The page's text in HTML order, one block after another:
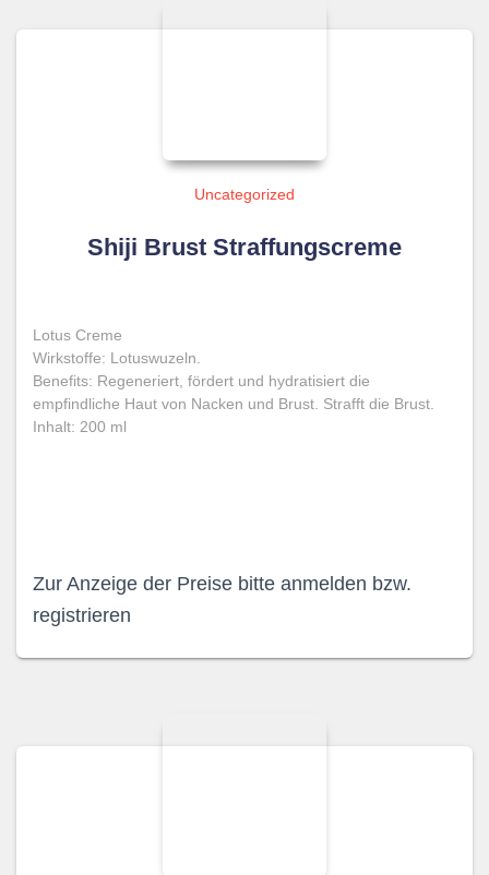
Uncategorized
Shiji Brust Straffungscreme
Lotus Creme
Wirkstoffe: Lotuswuzeln.
Benefits: Regeneriert, fördert und hydratisiert die
empfindliche Haut von Nacken und Brust. Strafft die Brust.
Inhalt: 200 ml
Zur Anzeige der Preise bitte anmelden bzw.
registrieren